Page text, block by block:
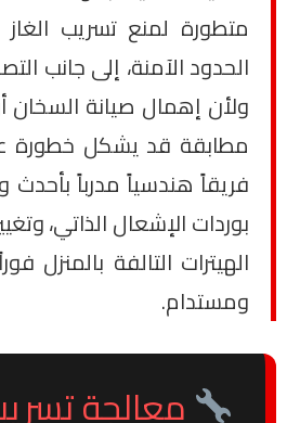
متطورة لمنع تسريب الغاز
الحدود الآمنة، إلى جانب
ولأن إهمال صيانة السخان
مطابقة قد يشكل خطورة
فريقاً هندسياً مدرباً
بوردات الإشعال الذاتي،
الهيترات التالفة
ومستدام.
معالجة